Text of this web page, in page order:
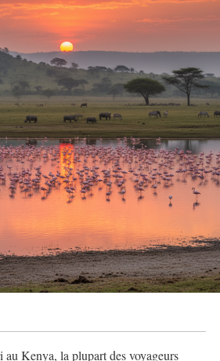
au Kenya, la plupart des voyageurs